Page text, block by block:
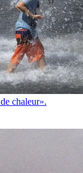
chaleur».